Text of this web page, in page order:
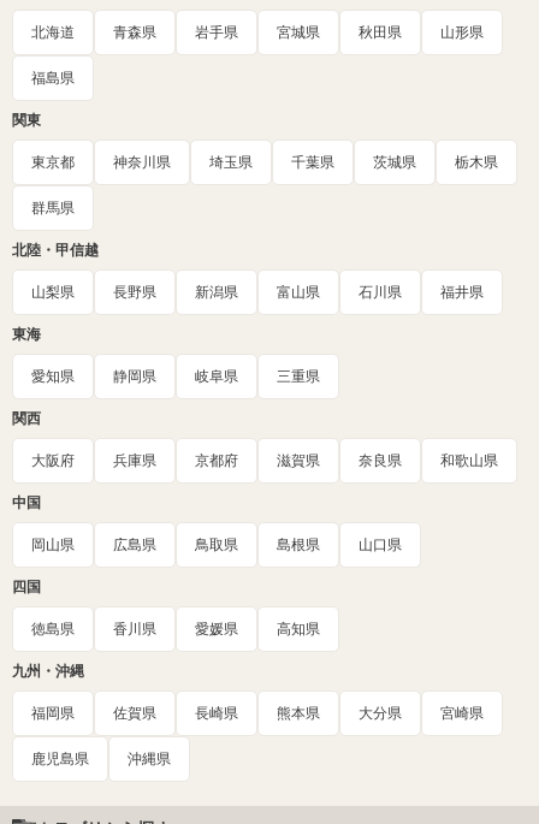
北海道 青森県 岩手県 宮城県 秋田県 山形県
福島県
関東
東京都 神奈川県 埼玉県 千葉県 茨城県 栃木県
群馬県
北陸・甲信越
山梨県 長野県 新潟県 富山県 石川県 福井県
東海
愛知県 静岡県 岐阜県 三重県
関西
大阪府 兵庫県 京都府 滋賀県 奈良県 和歌山県
中国
岡山県 広島県 鳥取県 島根県 山口県
四国
徳島県 香川県 愛媛県 高知県
九州・沖縄
福岡県 佐賀県 長崎県 熊本県 大分県 宮崎県
鹿児島県 沖縄県